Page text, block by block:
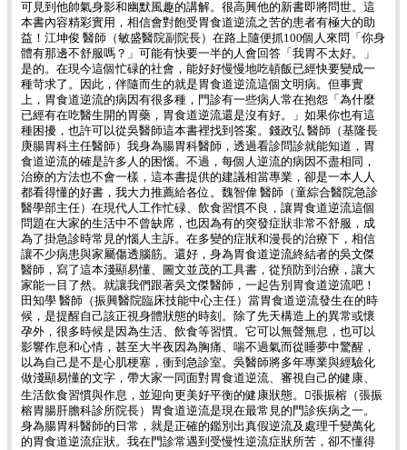
可見到他帥氣身影和幽默風趣的講解。很高興他的新書即將問世。這
本書內容精彩實用，相信會對飽受胃食道逆流之苦的患者有極大的助
益！江坤俊 醫師（敏盛醫院副院長）在路上隨便抓100個人來問「你身
體有那邊不舒服嗎？」可能有快要一半的人會回答「我胃不太好。」
是的。在現今這個忙碌的社會，能好好慢慢地吃頓飯已經快要變成一
種苛求了。因此，伴隨而生的就是胃食道逆流這個文明病。但事實
上，胃食道逆流的病因有很多種，門診有一些病人常在抱怨「為什麼
已經有在吃醫生開的胃藥，胃食道逆流還是沒有好。」如果你也有這
種困擾，也許可以從吳醫師這本書裡找到答案。錢政弘 醫師（基隆長
庚腸胃科主任醫師）我身為腸胃科醫師，透過看診問診就能知道，胃
食道逆流的確是許多人的困惱。不過，每個人逆流的病因不盡相同，
治療的方法也不會一樣，這本書提供的建議相當專業，卻是一本人人
都看得懂的好書，我大力推薦給各位。魏智偉 醫師（童綜合醫院急診
醫學部主任）在現代人工作忙碌、飲食習慣不良，讓胃食道逆流這個
問題在大家的生活中不曾缺席，也因為有的突發症狀非常不舒服，成
為了掛急診時常見的惱人主訴。在多變的症狀和漫長的治療下，相信
讓不少病患與家屬傷透腦筋。還好，身為胃食道逆流終結者的吳文傑
醫師，寫了這本淺顯易懂、圖文並茂的工具書，從預防到治療，讓大
家能一目了然。就讓我們跟著吳文傑醫師，一起告別胃食道逆流吧！
田知學 醫師（振興醫院臨床技能中心主任）當胃食道逆流發生在的時
候，是提醒自己該正視身體狀態的時刻。除了先天構造上的異常或懷
孕外，很多時候是因為生活、飲食等習慣。它可以無聲無息，也可以
影響作息和心情，甚至大半夜因為胸痛、喘不過氣而從睡夢中驚醒，
以為自己是不是心肌梗塞，衝到急診室。吳醫師將多年專業與經驗化
做淺顯易懂的文字，帶大家一同面對胃食道逆流、審視自己的健康、
生活飲食習慣與作息，並迎向更美好平衡的健康狀態。張振榕（張振
榕胃腸肝膽科診所院長）胃食道逆流是現在最常見的門診疾病之一。
身為腸胃科醫師的日常，就是正確的鑑別出真假逆流及處理千變萬化
的胃食道逆流症狀。我在門診常遇到受慢性逆流症狀所苦，卻不懂得